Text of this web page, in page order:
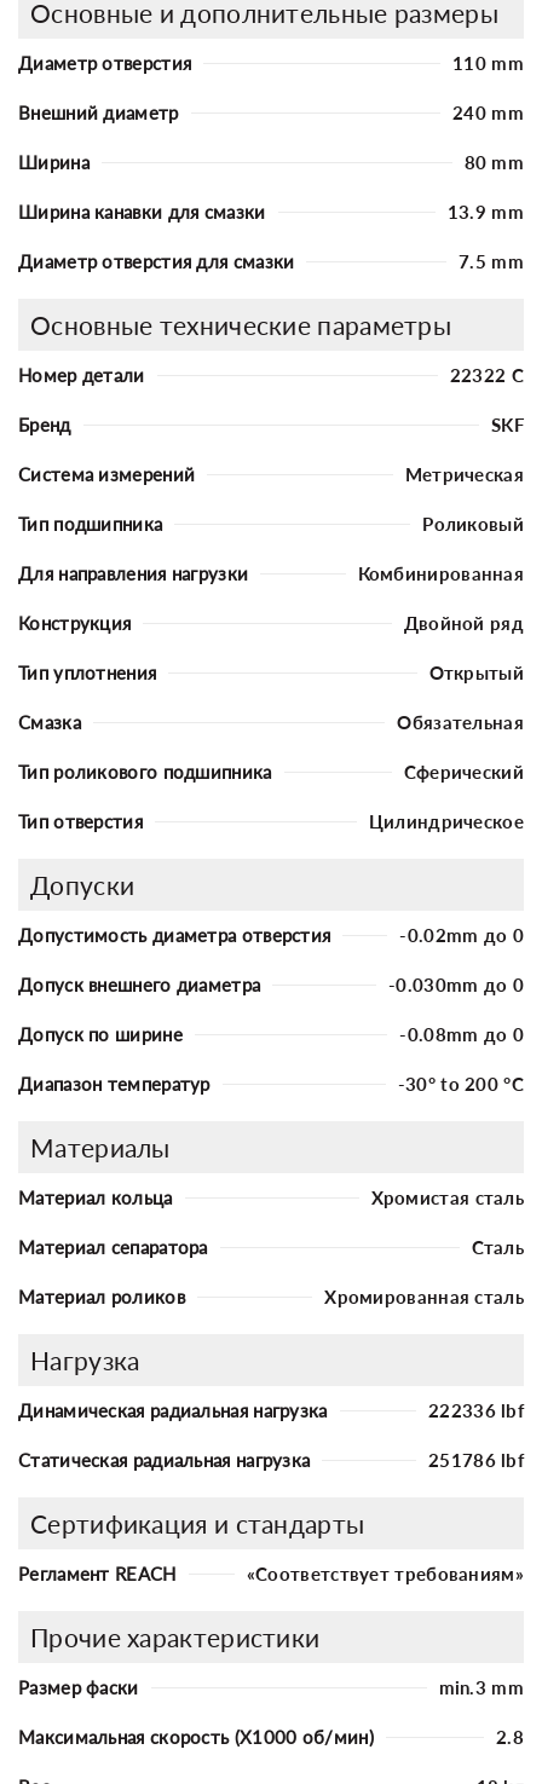
Основные и дополнительные размеры
Диаметр отверстия 110 mm
Внешний диаметр 240 mm
Ширина 80 mm
Ширина канавки для смазки 13.9 mm
Диаметр отверстия для смазки 7.5 mm
Основные технические параметры
Номер детали 22322 C
Бренд SKF
Система измерений Метрическая
Тип подшипника Роликовый
Для направления нагрузки Комбинированная
Конструкция Двойной ряд
Тип уплотнения Открытый
Смазка Обязательная
Тип роликового подшипника Сферический
Тип отверстия Цилиндрическое
Допуски
Допустимость диаметра отверстия -0.02mm до 0
Допуск внешнего диаметра -0.030mm до 0
Допуск по ширине -0.08mm до 0
Диапазон температур -30° to 200 °C
Материалы
Материал кольца Хромистая сталь
Материал сепаратора Сталь
Материал роликов Хромированная сталь
Нагрузка
Динамическая радиальная нагрузка 222336 lbf
Статическая радиальная нагрузка 251786 lbf
Сертификация и стандарты
Регламент REACH «Соответствует требованиям»
Прочие характеристики
Размер фаски min.3 mm
Максимальная скорость (X1000 об/мин) 2.8